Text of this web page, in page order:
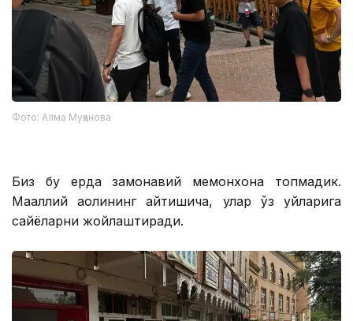
Фото: Алма Муқанова
Биз бу ерда замонавий меҳмонхона топмадик.
Маҳаллий аҳолининг айтишича, улар ўз уйларига
сайёҳларни жойлаштиради.